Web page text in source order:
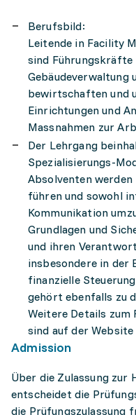
Berufsbild:
Leitende in Facility
sind
Gebäudeverwaltung
bewirtschaften und
Einrichtungen und
Massnahmen zur
Der Lehrgang
Spezialisierungs-
Absolventen
führen und sowohl
Kommunikation
Grundlagen und
und ihren
insbesondere in der
finanzielle
gehört ebenfalls zu
Weitere Details zum
sind auf der
Admission
Über die Zulassung zur
entscheidet die
die Prüfungszulassung